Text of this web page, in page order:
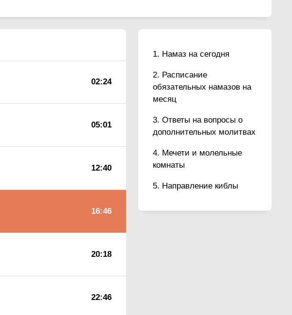
Намаз на сегодня
Расписание
обязательных намазов на
месяц
Ответы на вопросы о
дополнительных молитвах
Мечети и молельные
комнаты
Направление киблы
02:24
05:01
12:40
16:46
20:18
22:46